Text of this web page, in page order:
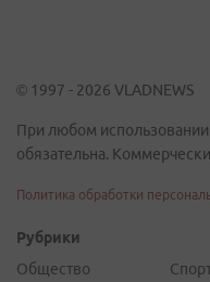
© 1997 - 2026 VLADNEWS
При любом
обязательна.
Политика обработки
Рубрики
Общество